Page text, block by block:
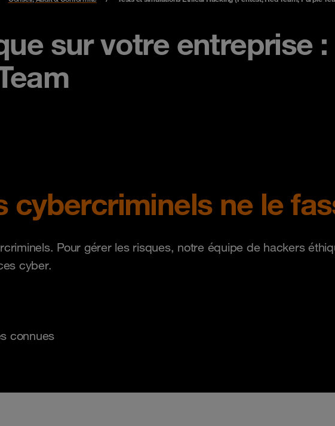
sur votre entreprise
cybercriminels ne le
Pour gérer les risques, notre équipe de hackers
cyber.
connues